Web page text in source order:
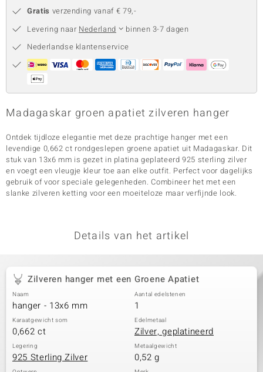
Gratis verzending vanaf € 79,-
Levering naar Nederland
binnen 3-7 dagen
Nederlandse klantenservice
Madagaskar groen apatiet zilveren hanger
Ontdek tijdloze elegantie met deze prachtige hanger met een
levendige 0,662 ct rondgeslepen groene apatiet uit Madagaskar. Dit
stuk van 13x6 mm is gezet in platina geplateerd 925 sterling zilver
en voegt een vleugje kleur toe aan elke outfit. Perfect voor dagelijks
gebruik of voor speciale gelegenheden. Combineer het met een
slanke zilveren ketting voor een moeiteloze maar verfijnde look.
Details van het artikel
Zilveren hanger met een Groene Apatiet
Naam
hanger - 13x6 mm
Aantal edelstenen
1
Karaatgewicht som
0,662 ct
Edelmetaal
Zilver, geplatineerd
Legering
925 Sterling Zilver
Metaalgewicht
0,52 g